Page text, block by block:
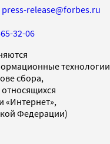
press-release@forbes.ru
32-06
технологии
сбора,
«Интернет»,
Федерации)